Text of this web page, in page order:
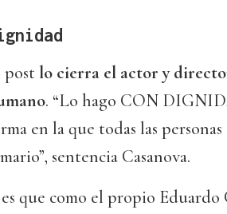
post lo cierra el actor y
. “Lo hago CON
en la que todas las
sentencia Casanova.
que como el propio Eduardo